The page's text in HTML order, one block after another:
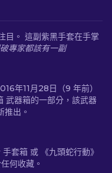
目。 這副紫黑手套在手掌
專家都該有一副
年11月28日（9 年前）
武器箱的一部分，該武器
出。
套箱 或 《九頭蛇行動》
何收藏。